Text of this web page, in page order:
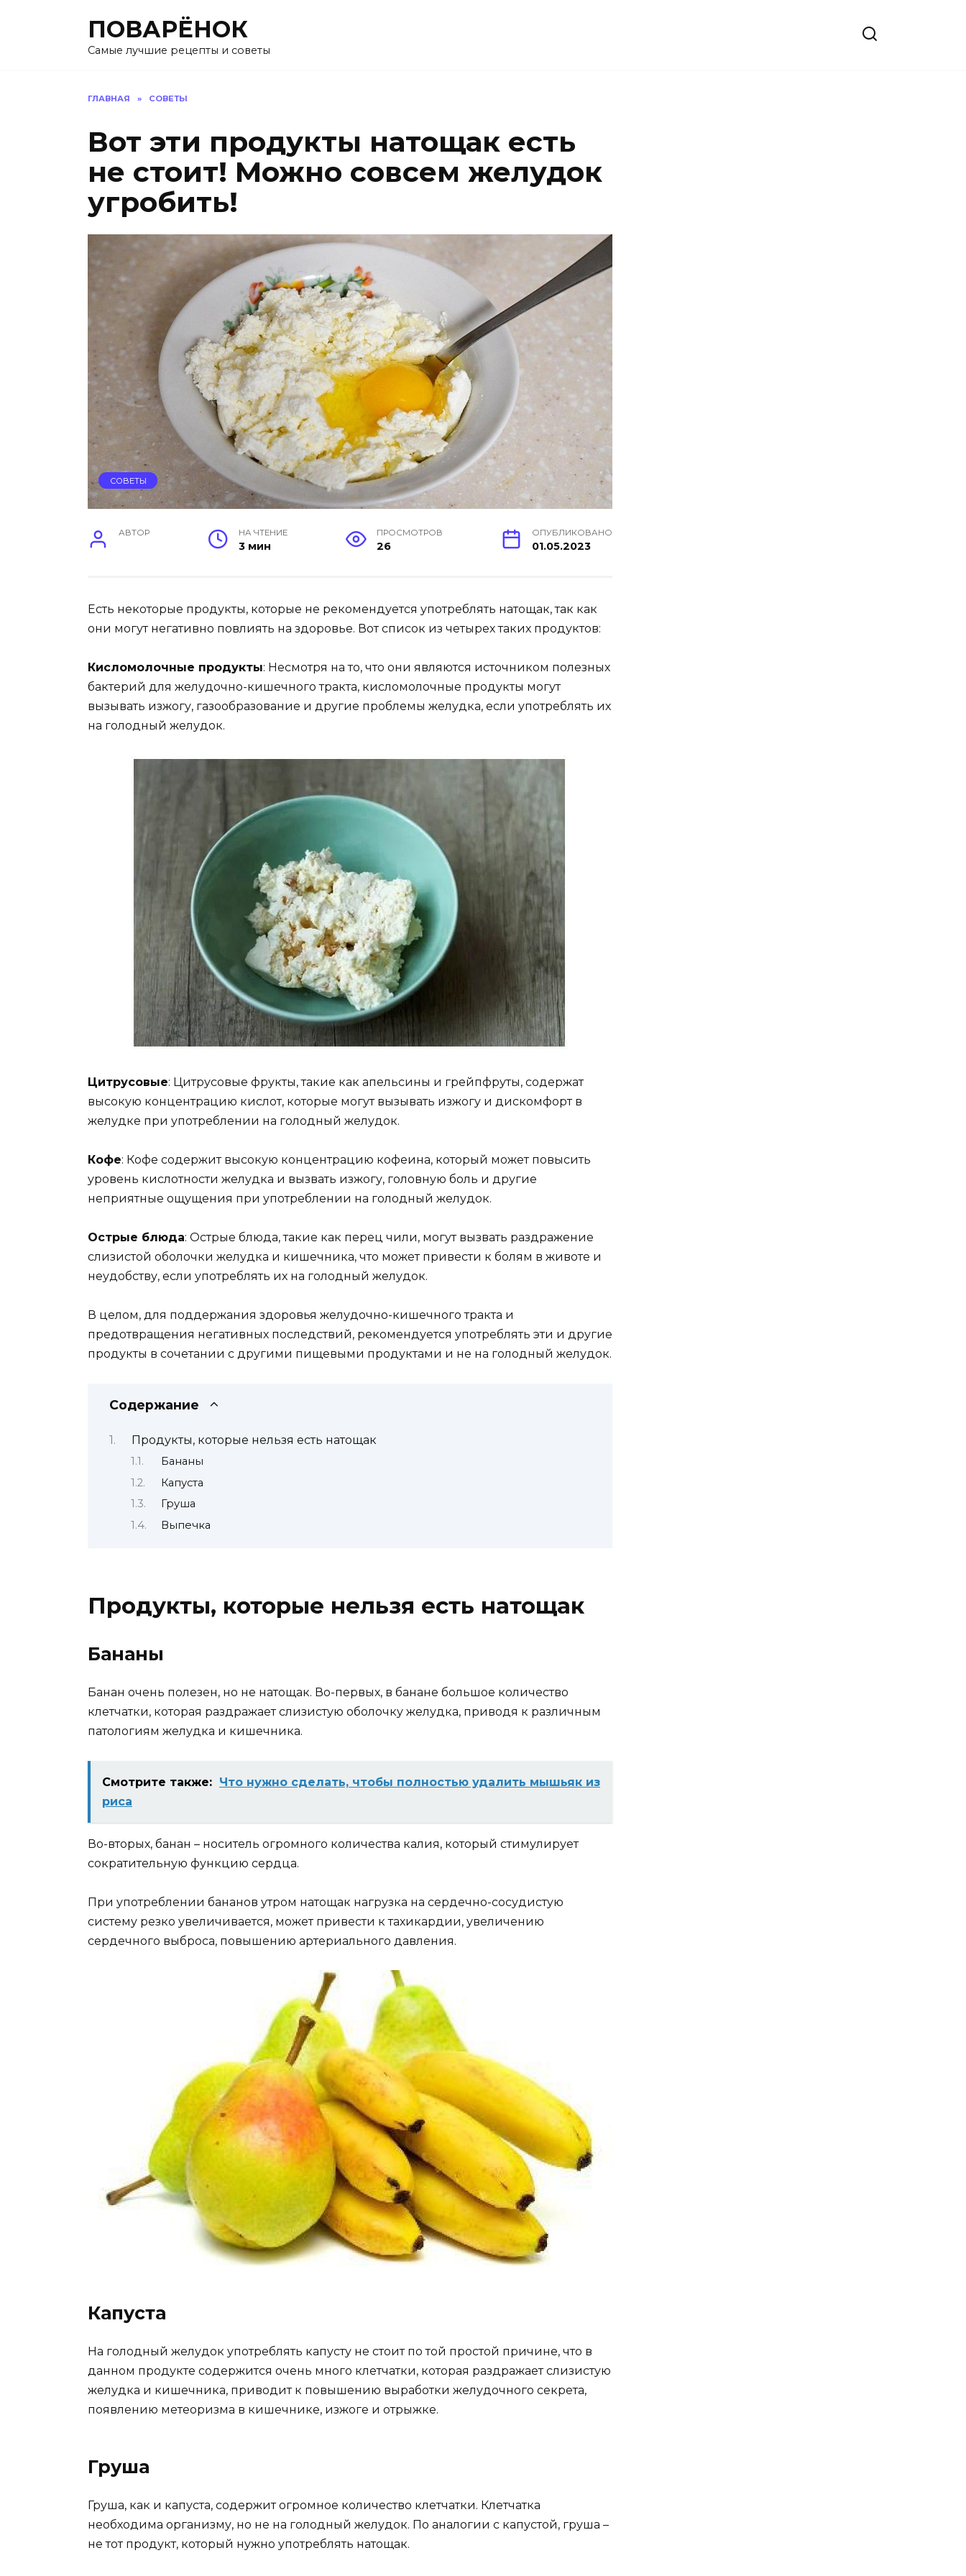
ПОВАРЁНОК
Самые лучшие рецепты и советы
ГЛАВНАЯ » СОВЕТЫ
Вот эти продукты натощак есть
не стоит! Можно совсем желудок
угробить!
СОВЕТЫ
АВТОР НА ЧТЕНИЕ
3 мин
ПРОСМОТРОВ
26
ОПУБЛИКОВАНО
01.05.2023
Есть некоторые продукты, которые не рекомендуется употреблять натощак, так как
они могут негативно повлиять на здоровье. Вот список из четырех таких продуктов:
Кисломолочные продукты: Несмотря на то, что они являются источником полезных
бактерий для желудочно-кишечного тракта, кисломолочные продукты могут
вызывать изжогу, газообразование и другие проблемы желудка, если употреблять их
на голодный желудок.
Цитрусовые: Цитрусовые фрукты, такие как апельсины и грейпфруты, содержат
высокую концентрацию кислот, которые могут вызывать изжогу и дискомфорт в
желудке при употреблении на голодный желудок.
Кофе: Кофе содержит высокую концентрацию кофеина, который может повысить
уровень кислотности желудка и вызвать изжогу, головную боль и другие
неприятные ощущения при употреблении на голодный желудок.
Острые блюда: Острые блюда, такие как перец чили, могут вызвать раздражение
слизистой оболочки желудка и кишечника, что может привести к болям в животе и
неудобству, если употреблять их на голодный желудок.
В целом, для поддержания здоровья желудочно-кишечного тракта и
предотвращения негативных последствий, рекомендуется употреблять эти и другие
продукты в сочетании с другими пищевыми продуктами и не на голодный желудок.
Содержание
Продукты, которые нельзя есть натощак
Бананы
Капуста
Груша
Выпечка
Продукты, которые нельзя есть натощак
Бананы
Банан очень полезен, но не натощак. Во-первых, в банане большое количество
клетчатки, которая раздражает слизистую оболочку желудка, приводя к различным
патологиям желудка и кишечника.
Смотрите также: Что нужно сделать, чтобы полностью удалить мышьяк из
риса
Во-вторых, банан – носитель огромного количества калия, который стимулирует
сократительную функцию сердца.
При употреблении бананов утром натощак нагрузка на сердечно-сосудистую
систему резко увеличивается, может привести к тахикардии, увеличению
сердечного выброса, повышению артериального давления.
Капуста
На голодный желудок употреблять капусту не стоит по той простой причине, что в
данном продукте содержится очень много клетчатки, которая раздражает слизистую
желудка и кишечника, приводит к повышению выработки желудочного секрета,
появлению метеоризма в кишечнике, изжоге и отрыжке.
Груша
Груша, как и капуста, содержит огромное количество клетчатки. Клетчатка
необходима организму, но не на голодный желудок. По аналогии с капустой, груша –
не тот продукт, который нужно употреблять натощак.